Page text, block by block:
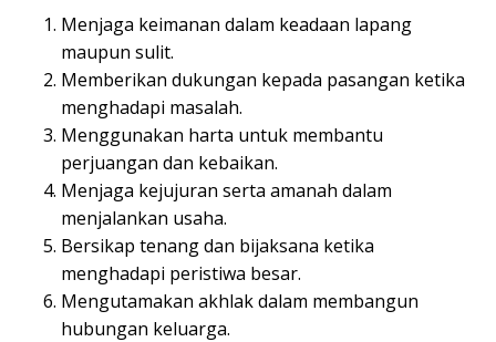
Menjaga keimanan dalam keadaan lapang
maupun sulit.
Memberikan dukungan kepada pasangan ketika
menghadapi masalah.
Menggunakan harta untuk membantu
perjuangan dan kebaikan.
Menjaga kejujuran serta amanah dalam
menjalankan usaha.
Bersikap tenang dan bijaksana ketika
menghadapi peristiwa besar.
Mengutamakan akhlak dalam membangun
hubungan keluarga.